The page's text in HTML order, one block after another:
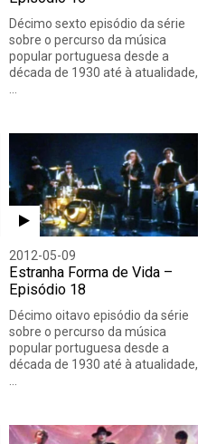
Décimo sexto episódio da série
sobre o percurso da música
popular portuguesa desde a
década de 1930 até à atualidade,
2012-05-09
Estranha Forma de Vida –
Episódio 18
Décimo oitavo episódio da série
sobre o percurso da música
popular portuguesa desde a
década de 1930 até à atualidade,